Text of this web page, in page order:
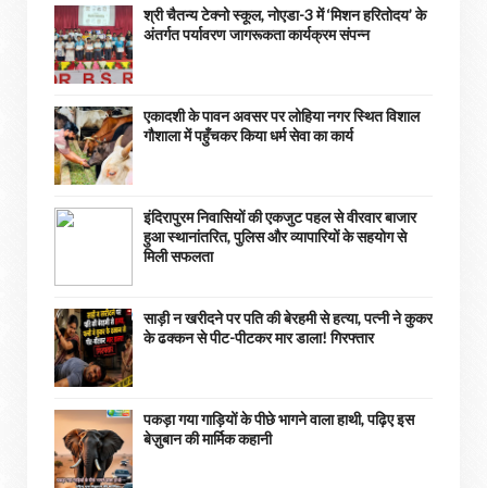
श्री चैतन्य टेक्नो स्कूल, नोएडा-3 में ‘मिशन हरितोदय’ के
अंतर्गत पर्यावरण जागरूकता कार्यक्रम संपन्न
एकादशी के पावन अवसर पर लोहिया नगर स्थित विशाल
गौशाला में पहुँचकर किया धर्म सेवा का कार्य
इंदिरापुरम निवासियों की एकजुट पहल से वीरवार बाजार
हुआ स्थानांतरित, पुलिस और व्यापारियों के सहयोग से
मिली सफलता
साड़ी न खरीदने पर पति की बेरहमी से हत्या, पत्नी ने कुकर
के ढक्कन से पीट-पीटकर मार डाला! गिरफ्तार
पकड़ा गया गाड़ियों के पीछे भागने वाला हाथी, पढ़िए इस
बेज़ुबान की मार्मिक कहानी